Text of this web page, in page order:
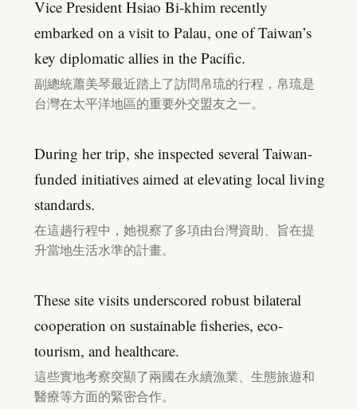
Vice President Hsiao Bi-khim recently
embarked on a visit to Palau, one of Taiwan’s
key diplomatic allies in the Pacific.
副總統蕭美琴最近踏上了訪問帛琉的行程，帛琉是
台灣在太平洋地區的重要外交盟友之一。
During her trip, she inspected several Taiwan-
funded initiatives aimed at elevating local living
standards.
在這趟行程中，她視察了多項由台灣資助、旨在提
升當地生活水準的計畫。
These site visits underscored robust bilateral
cooperation on sustainable fisheries, eco-
tourism, and healthcare.
這些實地考察突顯了兩國在永續漁業、生態旅遊和
醫療等方面的緊密合作。